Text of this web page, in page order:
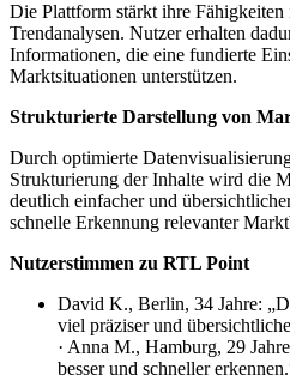
Die Plattform stärkt ihre
Trendanalysen. Nutzer erhalten
Informationen, die eine fundierte
Marktsituationen unterstützen.
Strukturierte Darstellung von
Durch optimierte
Strukturierung der Inhalte wird die
deutlich einfacher und
schnelle Erkennung relevanter
Nutzerstimmen zu RTL Point
David K., Berlin, 34 Jahre:
viel präziser und
· Anna M., Hamburg, 29
besser und schneller